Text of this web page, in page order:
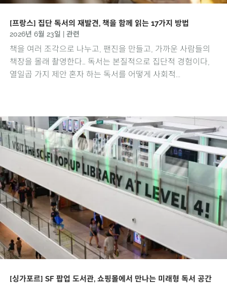
[프랑스] 집단 독서의 재발견, 책을 함께 읽는 17가지 방법
2026년 6월 23일 관련
책을 여러 조각으로 나누고, 팬진을 만들고, 가까운 사람들의
책장을 몰래 촬영한다… 독서는 본질적으로 집단적 경험이다,
열일곱 가지 제안 혼자 하는 독서를 어떻게 사회적...
[싱가포르] SF 팝업 도서관, 쇼핑몰에서 만나는 미래형 독서 공간